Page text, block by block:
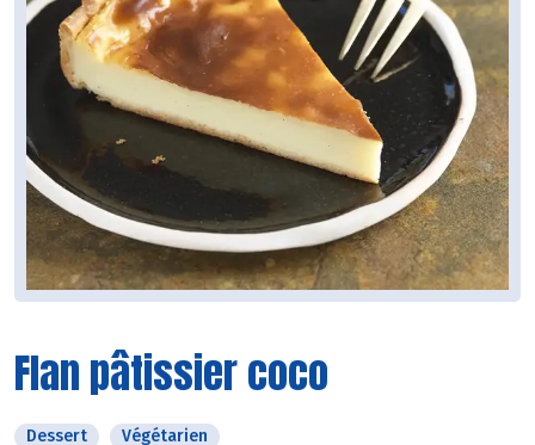
Flan pâtissier coco
Dessert Végétarien